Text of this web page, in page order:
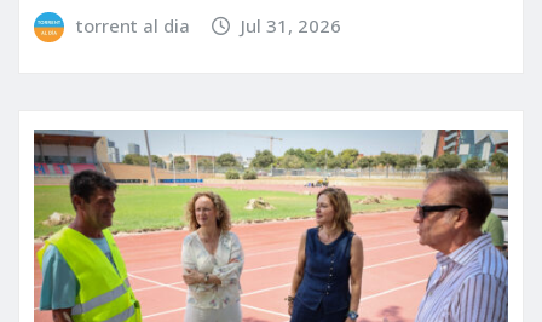
torrent al dia Jul 31, 2026